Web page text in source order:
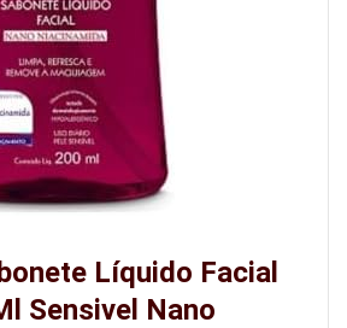
Líquido Facial
Sensivel Nano